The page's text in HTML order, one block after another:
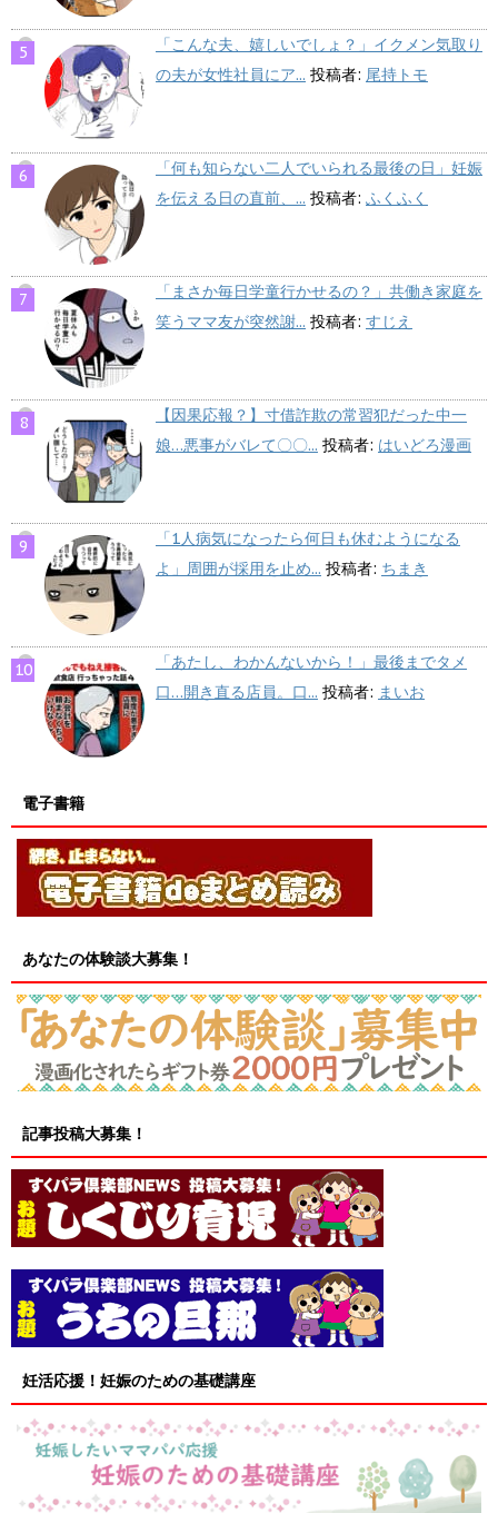
「こんな夫、嬉しいでしょ？」イクメン気取り
の夫が女性社員にア... 投稿者: 尾持トモ
「何も知らない二人でいられる最後の日」妊娠
を伝える日の直前、... 投稿者: ふくふく
「まさか毎日学童行かせるの？」共働き家庭を
笑うママ友が突然謝... 投稿者: すじえ
【因果応報？】寸借詐欺の常習犯だった中一
娘…悪事がバレて〇〇... 投稿者: はいどろ漫画
「1人病気になったら何日も休むようになる
よ」周囲が採用を止め... 投稿者: ちまき
「あたし、わかんないから！」最後までタメ
口…開き直る店員。口... 投稿者: まいお
電子書籍
あなたの体験談大募集！
記事投稿大募集！
妊活応援！妊娠のための基礎講座